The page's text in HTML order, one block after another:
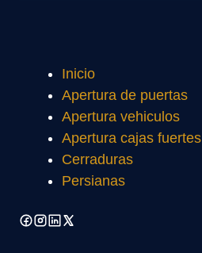
Inicio
Apertura de puertas
Apertura vehiculos
Apertura cajas fuertes
Cerraduras
Persianas